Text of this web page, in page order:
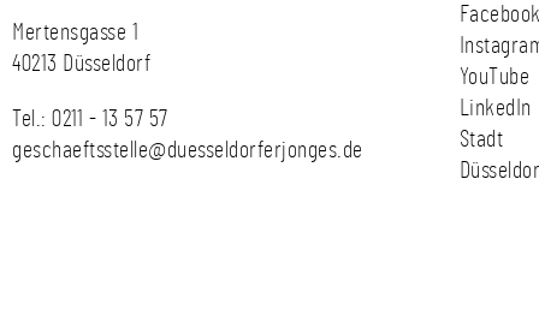
Mertensgasse 1
40213 Düsseldorf
Tel.: 0211 - 13 57 57
geschaeftsstelle@duesseldorferjonges.de
YouTube
LinkedIn
Stadt